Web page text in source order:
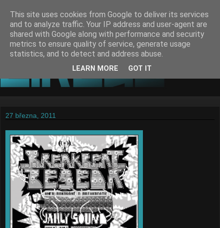
27 března, 2011
This site uses cookies from Google to deliver its services
and to analyze traffic. Your IP address and user-agent are
shared with Google along with performance and security
metrics to ensure quality of service, generate usage
statistics, and to detect and address abuse.
LEARN MORE GOT IT